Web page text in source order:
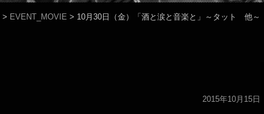
> EVENT_MOVIE > 10月30日（金）「酒と涙と音楽と」～タット 他～
2015年10月15日